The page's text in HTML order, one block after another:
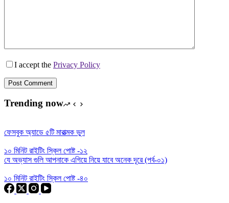
I accept the Privacy Policy
Post Comment
Trending now
ফেসবুক অ্যাডে ৫টি মারাত্মক ভুল
১০ মিনিট রাইটিং স্কিল পোষ্ট -১২
যে অভ্যাস গুলি আপনাকে এগিয়ে নিয়ে যাবে অনেক দূরে (পর্ব-০১)
১০ মিনিট রাইটিং স্কিল পোষ্ট -৪০